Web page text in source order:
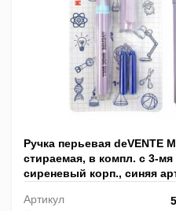
Ручка перьевая deVENTE
стираемая, в компл. с 3-
сиреневый корп., синяя
Артикул